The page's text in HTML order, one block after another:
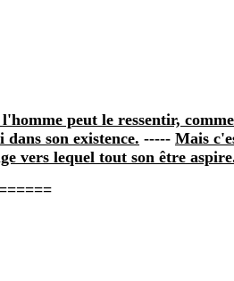
peut le ressentir,
son existence. ----- Mais
vers lequel tout son être